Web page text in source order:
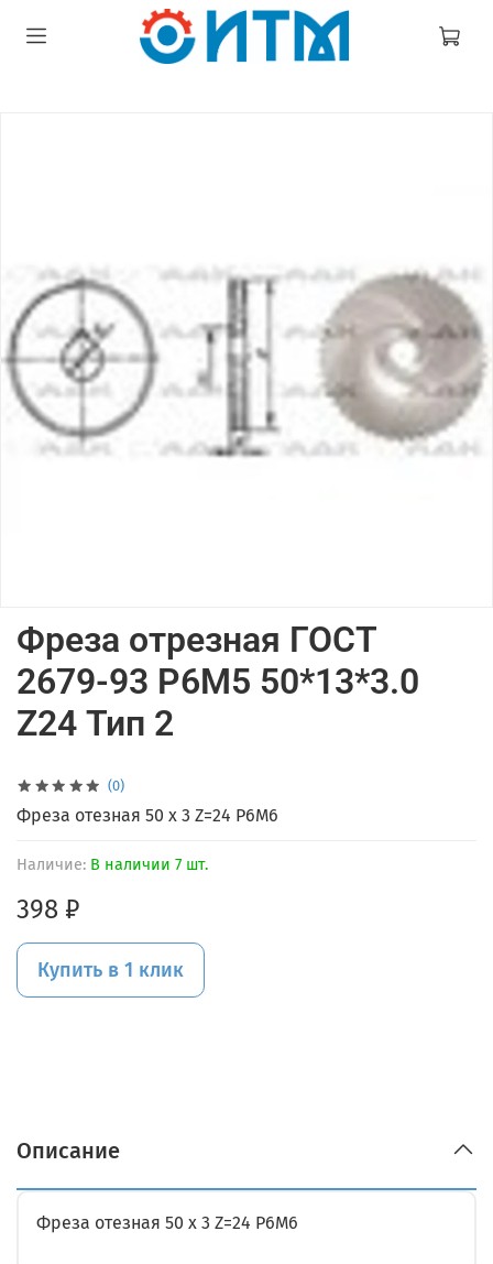
(0)
Наличие: В наличии 7 шт.
Фреза отрезная ГОСТ
2679-93 Р6М5 50*13*3.0
Z24 Тип 2
398 ₽
Купить в 1 клик
Фреза отезная 50 х 3 Z=24 Р6М6
Описание
Фреза отезная 50 х 3 Z=24 Р6М6